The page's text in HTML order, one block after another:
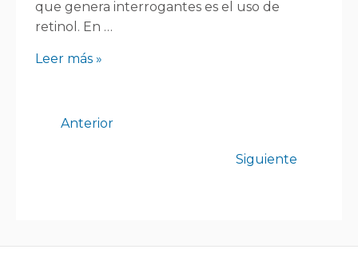
que genera interrogantes es el uso de
retinol. En …
Leer más »
Anterior
Siguiente